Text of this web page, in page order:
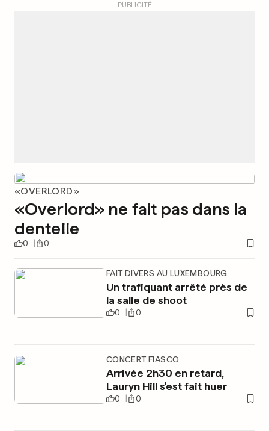
PUBLICITÉ
«OVERLORD»
«Overlord» ne fait pas dans la
dentelle
0 0
FAIT DIVERS AU LUXEMBOURG
Un trafiquant arrêté près de
la salle de shoot
0 0
CONCERT FIASCO
Arrivée 2h30 en retard,
Lauryn Hill s'est fait huer
0 0